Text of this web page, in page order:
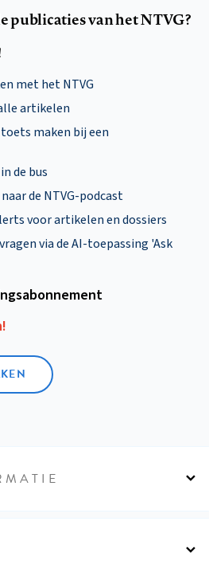
publicaties van het NTVG?
met het NTVG
artikelen
maken bij een
de bus
de NTVG-podcast
voor artikelen en dossiers
via de AI-toepassing 'Ask